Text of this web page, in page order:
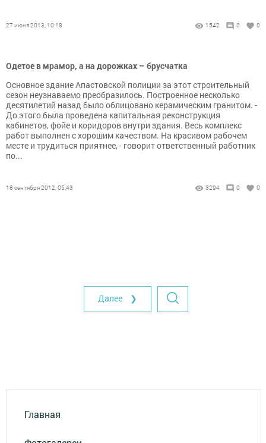
27 июня 2013, 10:18 1542 0 0
Одетое в мрамор, а на дорожках – брусчатка
Основное здание Апастовской полиции за этот строительный
сезон неузнаваемо преобразилось. Построенное несколько
десятилетий назад было облицовано керамическим гранитом. -
До этого была проведена капитальная реконструкция
кабинетов, фойе и коридоров внутри здания. Весь комплекс
работ выполнен с хорошим качеством. На красивом рабочем
месте и трудиться приятнее, - говорит ответственный работник
по...
18 сентября 2012, 05:43 3294 0 0
Далее ❯
Главная